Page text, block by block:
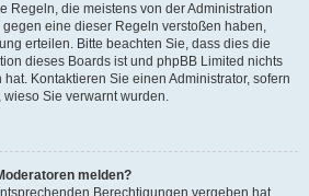
Regeln, die meistens von der Administration
eine dieser Regeln verstoßen haben,
erteilen. Bitte beachten Sie, dass dies die
dieses Boards ist und phpBB Limited nichts
Kontaktieren Sie einen Administrator, sofern
Sie verwarnt wurden.
melden?
Berechtigungen vergeben hat,